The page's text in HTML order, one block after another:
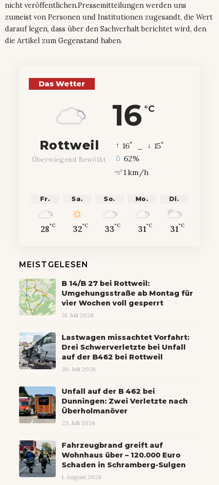
nicht veröffentlichen.Pressemitteilungen werden uns
zumeist von Personen und Institutionen zugesandt, die Wert
darauf legen, dass über den Sachverhalt berichtet wird, den
die Artikel zum Gegenstand haben.
Das Wetter
16 °C
Rottweil
Überwiegend Bewölkt
16° 15°
62%
1 km/h
Fr.
28°C
Sa.
32°C
So.
33°C
Mo.
31°C
Di.
31°C
MEISTGELESEN
B 14/B 27 bei Rottweil:
Umgehungsstraße ab Montag für
vier Wochen voll gesperrt
31. Juli 2026
Lastwagen missachtet Vorfahrt:
Drei Schwerverletzte bei Unfall
auf der B462 bei Rottweil
30. Juli 2026
Unfall auf der B 462 bei
Dunningen: Zwei Verletzte nach
Überholmanöver
23. Juli 2026
Fahrzeugbrand greift auf
Wohnhaus über – 120.000 Euro
Schaden in Schramberg-Sulgen
1. August 2026